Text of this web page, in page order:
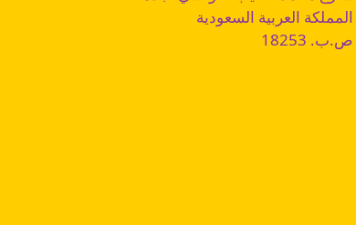
المملكة العربية السعودية
ص.ب. 18253